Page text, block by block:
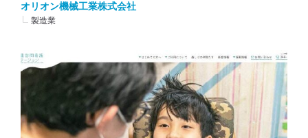
オリオン機械工業株式会社
製造業